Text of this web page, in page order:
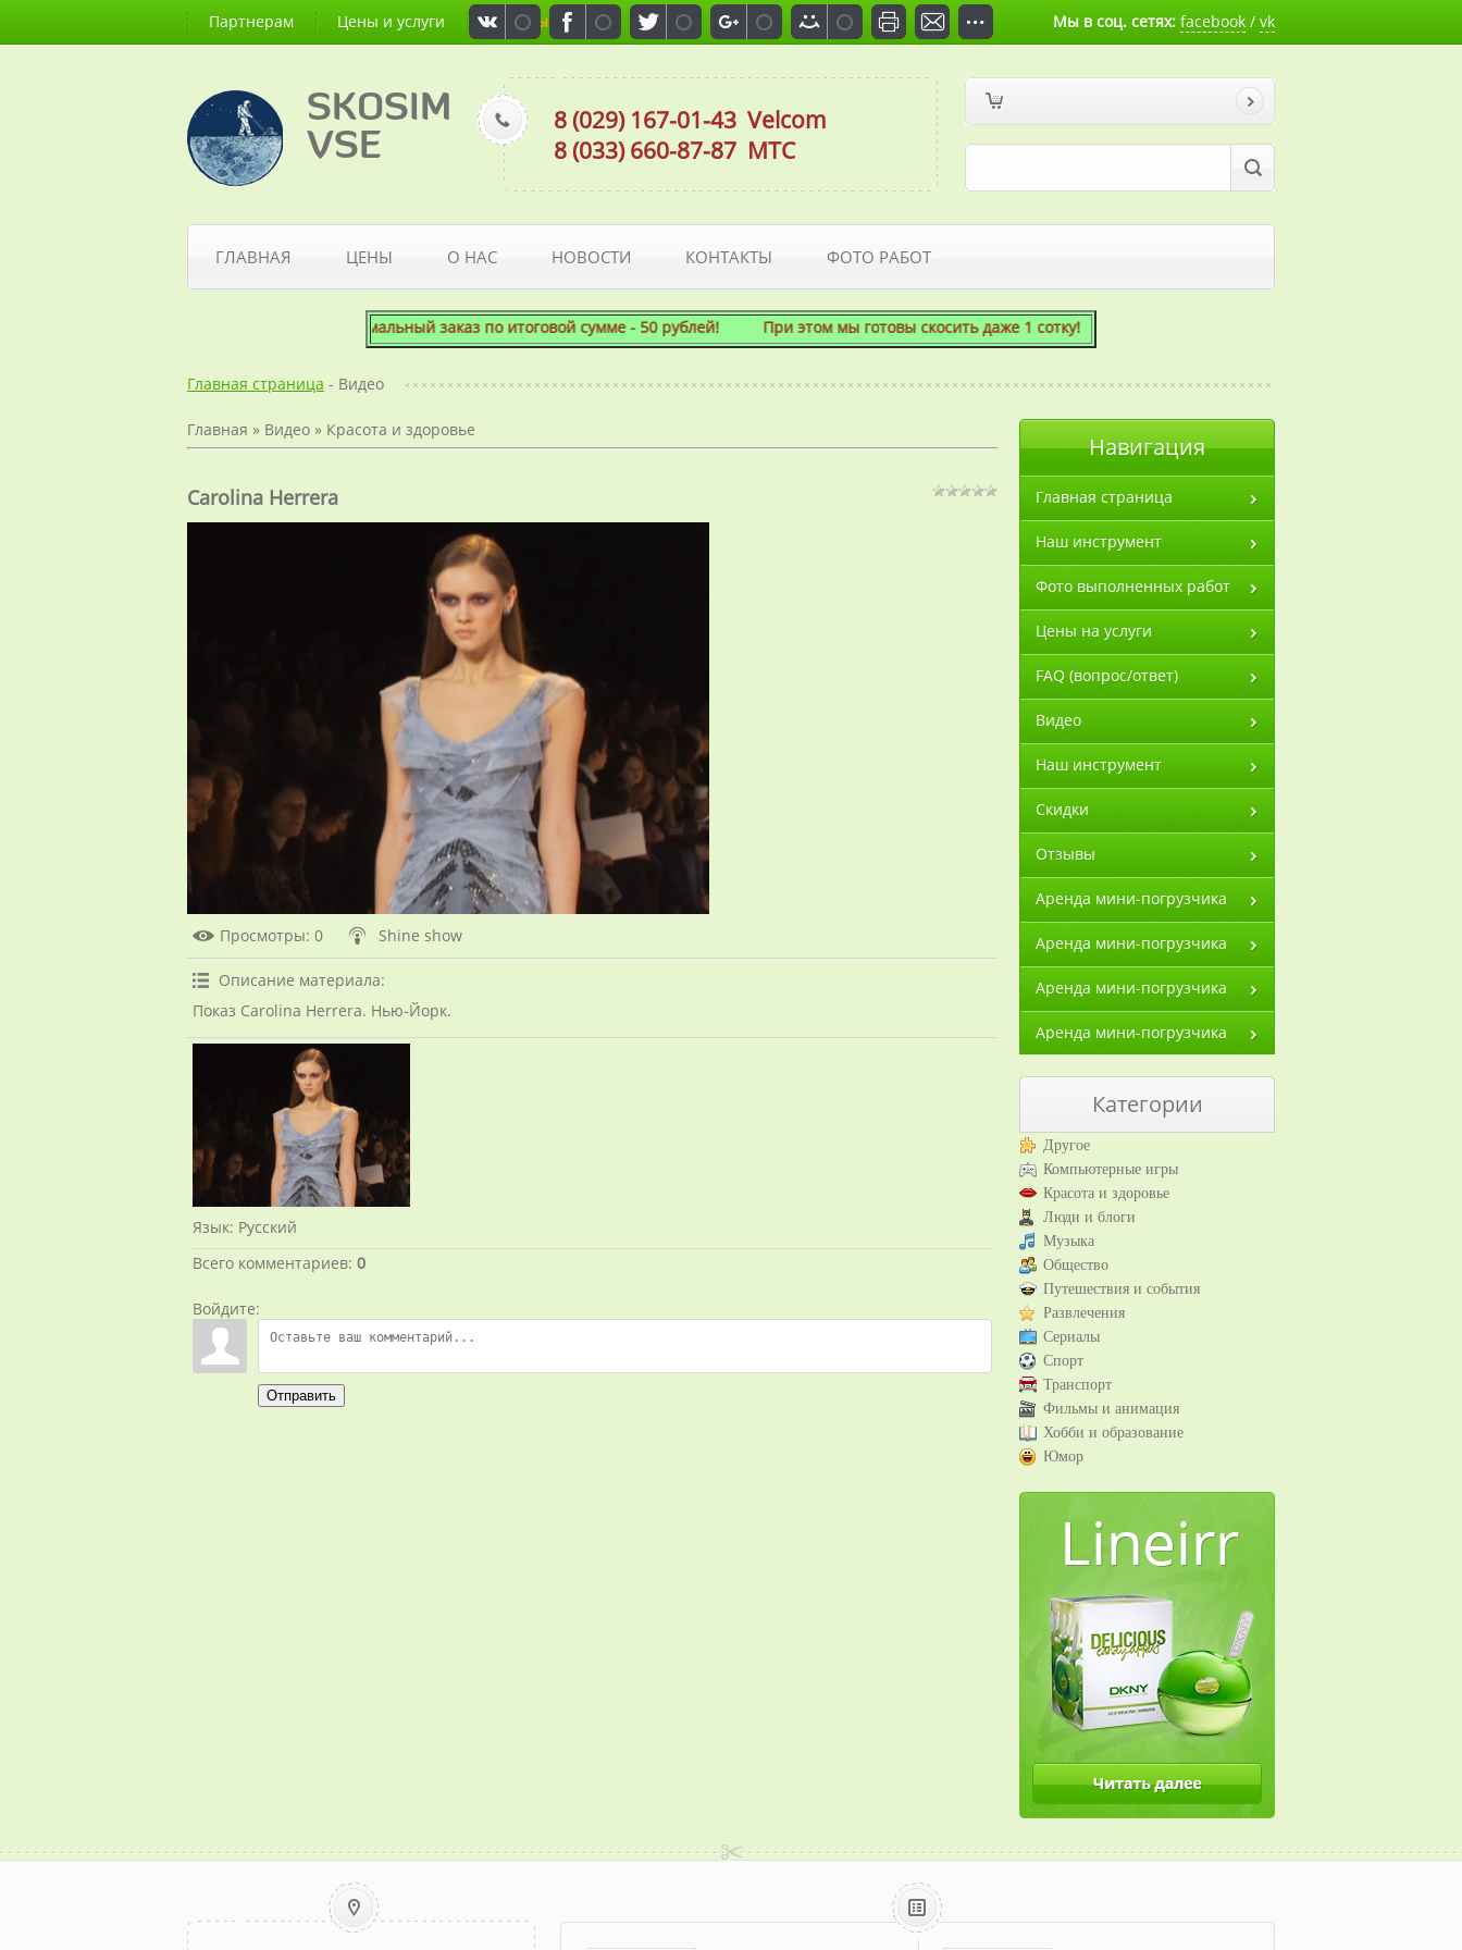
Партнерам Цены и услуги Отзывы Мы в соц. сетях: facebook / vk
SKOSIM
VSE
8 (029) 167-01-43 Velcom
8 (033) 660-87-87 МТС
ГЛАВНАЯ ЦЕНЫ О НАС НОВОСТИ КОНТАКТЫ ФОТО РАБОТ
Минимальный заказ по итоговой сумме - 50 рублей! При этом мы готовы скосить даже 1 сотку!
Главная страница - Видео
Главная » Видео » Красота и здоровье
Carolina Herrera
Просмотры: 0 Shine show
Описание материала:
Показ Carolina Herrera. Нью-Йорк.
Язык: Русский
Всего комментариев: 0
Войдите:
Отправить
Навигация
Главная страница
Наш инструмент
Фото выполненных работ
Цены на услуги
FAQ (вопрос/ответ)
Видео
Наш инструмент
Скидки
Отзывы
Аренда мини-погрузчика
Аренда мини-погрузчика
Аренда мини-погрузчика
Аренда мини-погрузчика
Категории
Другое
Компьютерные игры
Красота и здоровье
Люди и блоги
Музыка
Общество
Путешествия и события
Развлечения
Сериалы
Спорт
Транспорт
Фильмы и анимация
Хобби и образование
Юмор